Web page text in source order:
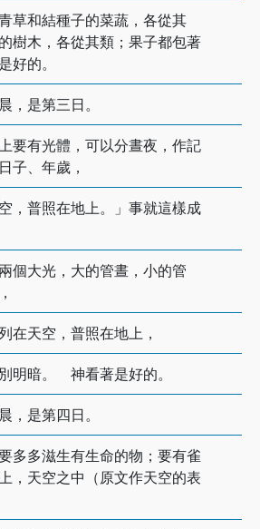
草和結種子的菜蔬，各從其
樹木，各從其類；果子都包著
的。
，是第三日。
要有光體，可以分晝夜，作記
子、年歲，
，普照在地上。」事就這樣成
個大光，大的管晝，小的管
在天空，普照在地上，
明暗。 神看著是好的。
，是第四日。
多多滋生有生命的物；要有雀
，天空之中（原文作天空的表